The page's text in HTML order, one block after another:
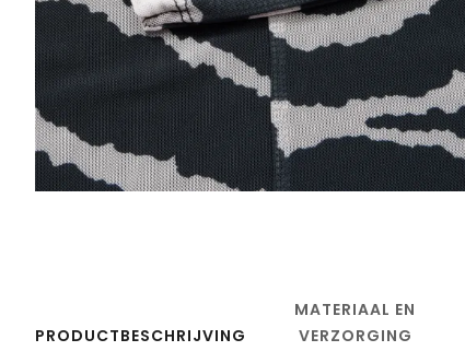
PRODUCTBESCHRIJVING
MATERIAAL EN
VERZORGING